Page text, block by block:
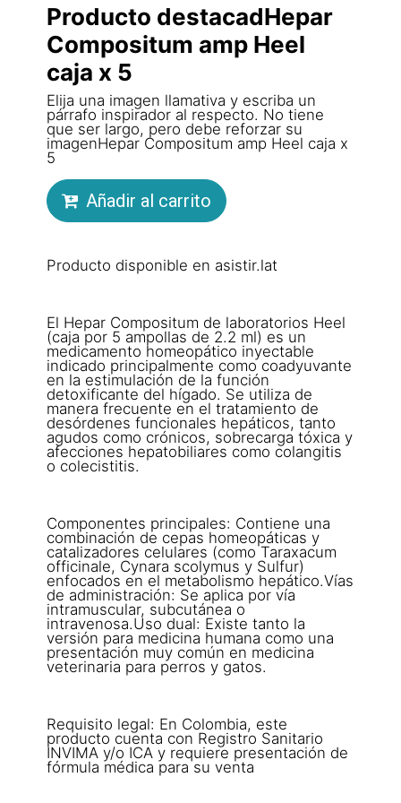
Producto destacadHepar
Compositum amp Heel
caja x 5
Elija una imagen llamativa y escriba un
párrafo inspirador al respecto. No tiene
que ser largo, pero debe reforzar su
imagenHepar Compositum amp Heel caja x
5
Añadir al carrito
Producto disponible en asistir.lat
El Hepar Compositum de laboratorios Heel
(caja por 5 ampollas de 2.2 ml) es un
medicamento homeopático inyectable
indicado principalmente como coadyuvante
en la estimulación de la función
detoxificante del hígado. Se utiliza de
manera frecuente en el tratamiento de
desórdenes funcionales hepáticos, tanto
agudos como crónicos, sobrecarga tóxica y
afecciones hepatobiliares como colangitis
o colecistitis.
Componentes principales: Contiene una
combinación de cepas homeopáticas y
catalizadores celulares (como Taraxacum
officinale, Cynara scolymus y Sulfur)
enfocados en el metabolismo hepático.Vías
de administración: Se aplica por vía
intramuscular, subcutánea o
intravenosa.Uso dual: Existe tanto la
versión para medicina humana como una
presentación muy común en medicina
veterinaria para perros y gatos.
Requisito legal: En Colombia, este
producto cuenta con Registro Sanitario
INVIMA y/o ICA y requiere presentación de
fórmula médica para su venta